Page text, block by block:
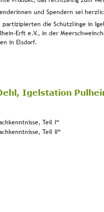
Igelstation
Teil I“
Teil II“
und Spendern sei
die Schützlinge in
Erft e.V., in der
in Elsdorf.